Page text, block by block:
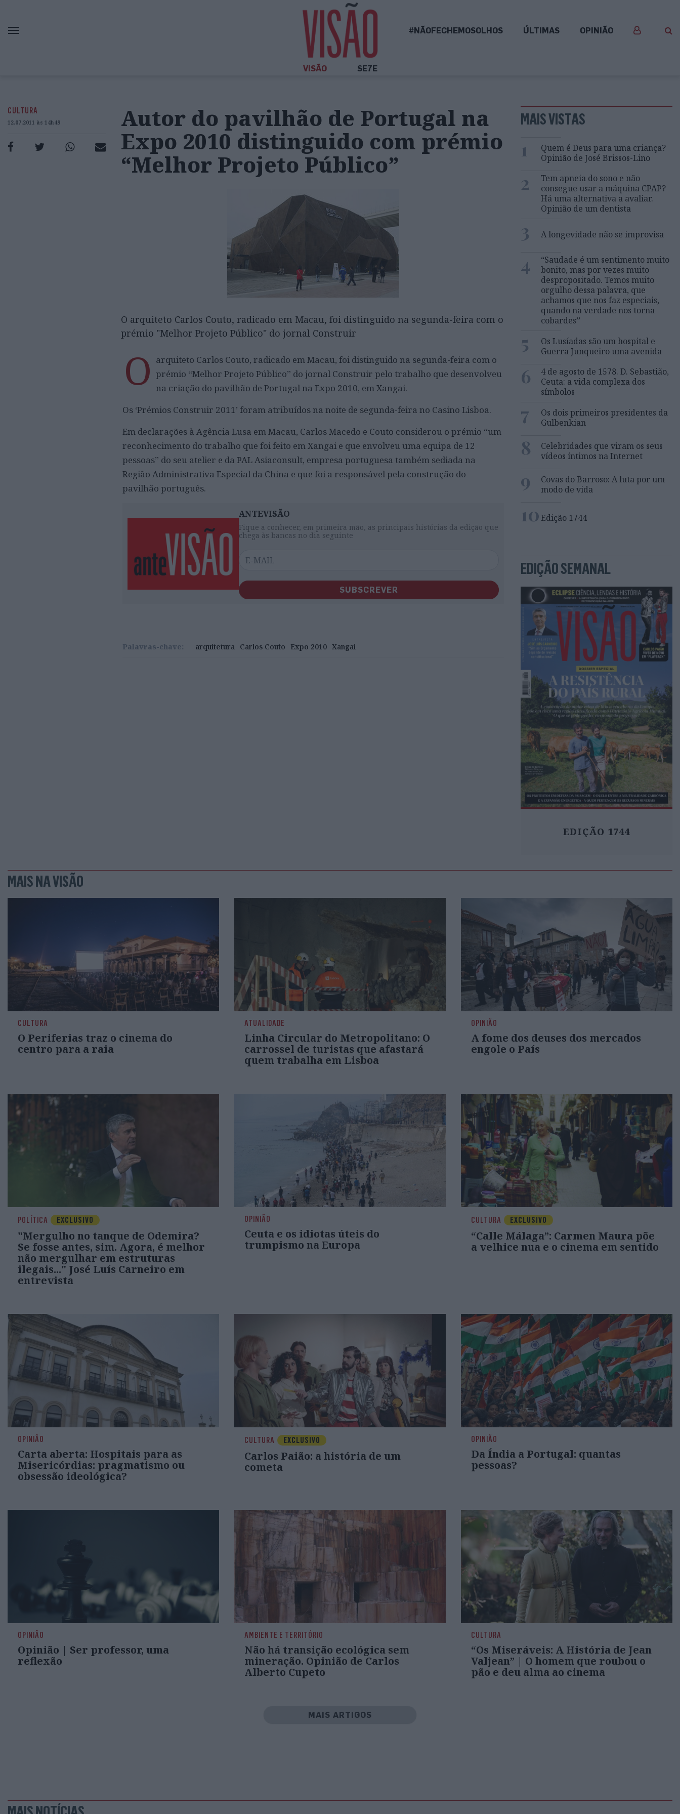
#NÃOFECHEMOSOLHOS ÚLTIMAS OPINIÃO
VISÃO SE7E
CULTURA
12.07.2011 às 14h49
Autor do pavilhão de Portugal na
Expo 2010 distinguido com prémio
“Melhor Projeto Público”
O arquiteto Carlos Couto, radicado em Macau, foi distinguido na segunda-feira com o
prémio "Melhor Projeto Público" do jornal Construir
O arquiteto Carlos Couto, radicado em Macau, foi distinguido na segunda-feira com o
prémio “Melhor Projeto Público” do jornal Construir pelo trabalho que desenvolveu
na criação do pavilhão de Portugal na Expo 2010, em Xangai.
Os ‘Prémios Construir 2011’ foram atribuídos na noite de segunda-feira no Casino Lisboa.
Em declarações à Agência Lusa em Macau, Carlos Macedo e Couto considerou o prémio “um
reconhecimento do trabalho que foi feito em Xangai e que envolveu uma equipa de 12
pessoas” do seu atelier e da PAL Asiaconsult, empresa portuguesa também sediada na
Região Administrativa Especial da China e que foi a responsável pela construção do
pavilhão português.
ANTEVISÃO
Fique a conhecer, em primeira mão, as principais histórias da edição que
chega às bancas no dia seguinte
SUBSCREVER
Palavras-chave: arquitetura Carlos Couto Expo 2010 Xangai
MAIS VISTAS
1
Quem é Deus para uma criança?
Opinião de José Brissos-Lino
2
Tem apneia do sono e não
consegue usar a máquina CPAP?
Há uma alternativa a avaliar.
Opinião de um dentista
3 A longevidade não se improvisa
4
“Saudade é um sentimento muito
bonito, mas por vezes muito
despropositado. Temos muito
orgulho dessa palavra, que
achamos que nos faz especiais,
quando na verdade nos torna
cobardes’’
5
Os Lusíadas são um hospital e
Guerra Junqueiro uma avenida
6
4 de agosto de 1578. D. Sebastião,
Ceuta: a vida complexa dos
símbolos
7
Os dois primeiros presidentes da
Gulbenkian
8
Celebridades que viram os seus
vídeos íntimos na Internet
9
Covas do Barroso: A luta por um
modo de vida
10Edição 1744
EDIÇÃO SEMANAL
EDIÇÃO 1744
MAIS NA VISÃO
CULTURA
O Periferias traz o cinema do
centro para a raia
ATUALIDADE
Linha Circular do Metropolitano: O
carrossel de turistas que afastará
quem trabalha em Lisboa
OPINIÃO
A fome dos deuses dos mercados
engole o País
POLÍTICA EXCLUSIVO
"Mergulho no tanque de Odemira?
Se fosse antes, sim. Agora, é melhor
não mergulhar em estruturas
ilegais..." José Luís Carneiro em
entrevista
OPINIÃO
Ceuta e os idiotas úteis do
trumpismo na Europa
CULTURA EXCLUSIVO
“Calle Málaga”: Carmen Maura põe
a velhice nua e o cinema em sentido
OPINIÃO
Carta aberta: Hospitais para as
Misericórdias: pragmatismo ou
obsessão ideológica?
CULTURA EXCLUSIVO
Carlos Paião: a história de um
cometa
OPINIÃO
Da Índia a Portugal: quantas
pessoas?
OPINIÃO
Opinião | Ser professor, uma
reflexão
AMBIENTE E TERRITÓRIO
Não há transição ecológica sem
mineração. Opinião de Carlos
Alberto Cupeto
CULTURA
“Os Miseráveis: A História de Jean
Valjean” | O homem que roubou o
pão e deu alma ao cinema
MAIS ARTIGOS